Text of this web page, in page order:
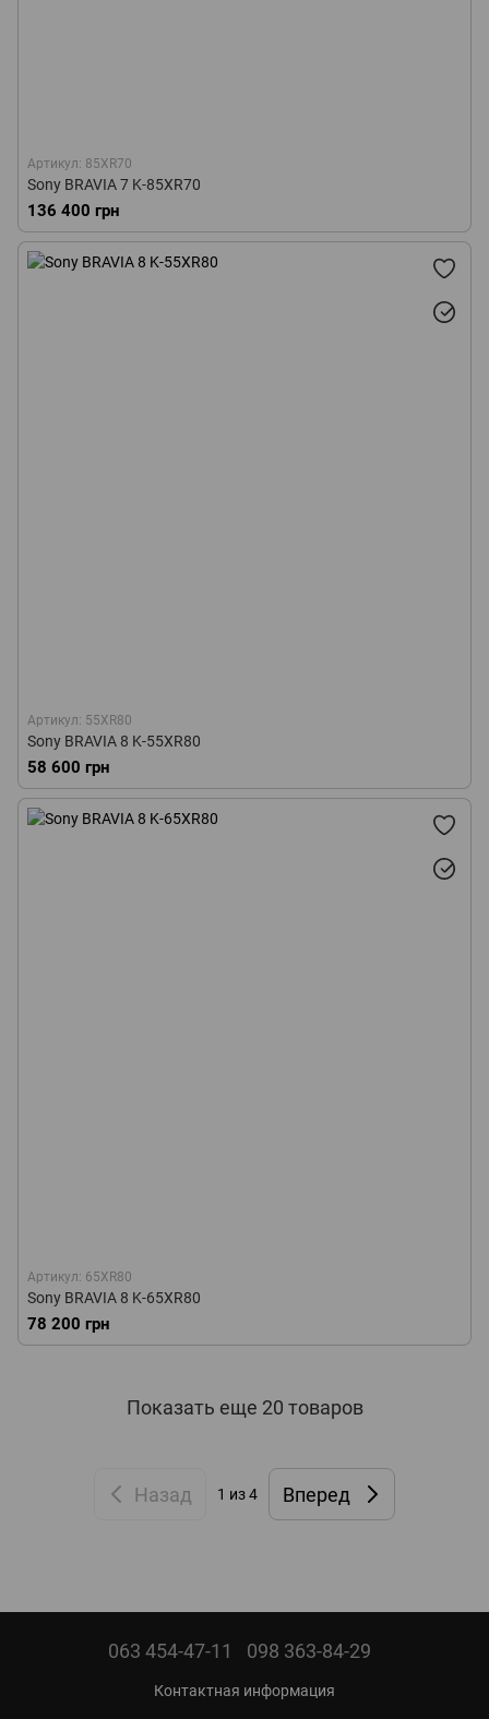
Артикул: 85XR70
Sony BRAVIA 7 K-85XR70
136 400 грн
Артикул: 55XR80
Sony BRAVIA 8 K-55XR80
58 600 грн
Артикул: 65XR80
Sony BRAVIA 8 K-65XR80
78 200 грн
Показать еще 20 товаров
Назад 1 из 4 Вперед
063 454-47-11 098 363-84-29
Контактная информация